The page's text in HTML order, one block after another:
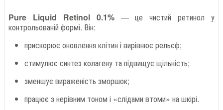
Pure Liquid Retinol 0.1%— це чистий ретинол у
контрольованій формі. Він:
прискорює оновлення клітин і вирівнює рельєф;
стимулює синтез колагену та підвищує щільність;
зменшує вираженість зморшок;
працює з нерівним тоном і «слідами втоми» на шкірі.